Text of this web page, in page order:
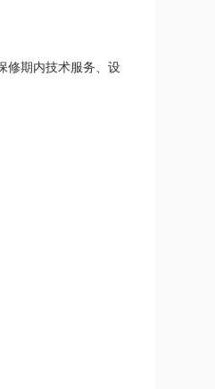
修期内技术服务、设